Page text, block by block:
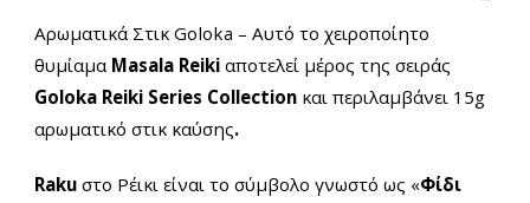
Αρωματικά Στικ Goloka – Αυτό το χειροποίητο
θυμίαμα Masala Reiki αποτελεί μέρος της σειράς
Goloka Reiki Series Collection και περιλαμβάνει 15g
αρωματικό στικ καύσης.
Raku στο Ρέικι είναι το σύμβολο γνωστό ως «Φίδι